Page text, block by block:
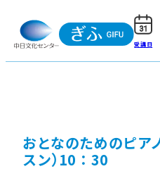
受講日
おとなのためのピア
スン）10：30